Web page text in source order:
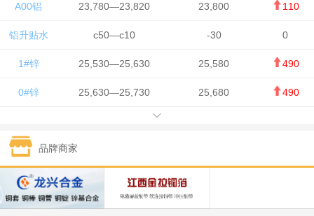
A00铝 23,780—23,820 23,800 110
铝升贴水 c50—c10 -30 0
1#锌 25,530—25,630 25,580 490
0#锌 25,630—25,730 25,680 490
1#锡 434,750—436,750
1#镍 131,200—132,400
1#白银 15,170—15,180 15,175 615
品牌商家